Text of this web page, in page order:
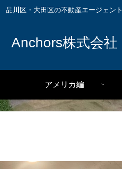
品川区・大田区の不動産エージェント
Anchors株式会社
アメリカ編